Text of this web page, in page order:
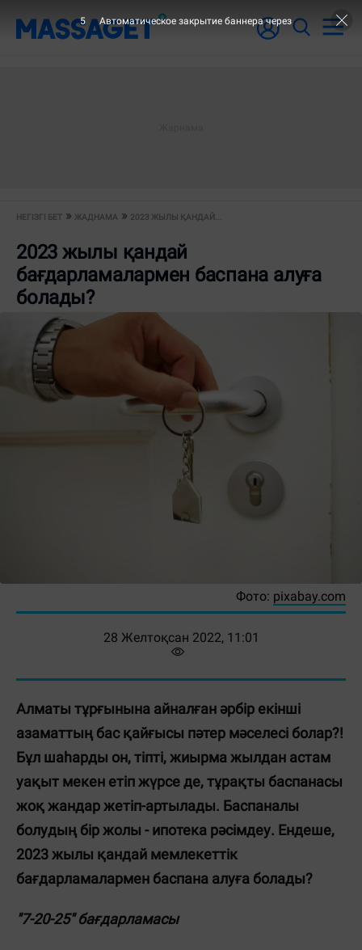
НЕГІЗГІ БЕТ ЖАДНАМА 2023 ЖЫЛЫ ҚАНДАЙ...
2023 жылы қандай
бағдарламалармен баспана алуға
болады?
Фото: pixabay.com
28 Желтоқсан 2022, 11:01
Алматы тұрғынына айналған әрбір екінші
азаматтың бас қайғысы пәтер мәселесі болар?!
Бұл шаһарды он, тіпті, жиырма жылдан астам
уақыт мекен етіп жүрсе де, тұрақты баспанасы
жоқ жандар жетіп-артылады. Баспаналы
болудың бір жолы - ипотека рәсімдеу. Ендеше,
2023 жылы қандай мемлекеттік
бағдарламалармен баспана алуға болады?
"7-20-25" бағдарламасы
5 Автоматическое закрытие баннера через